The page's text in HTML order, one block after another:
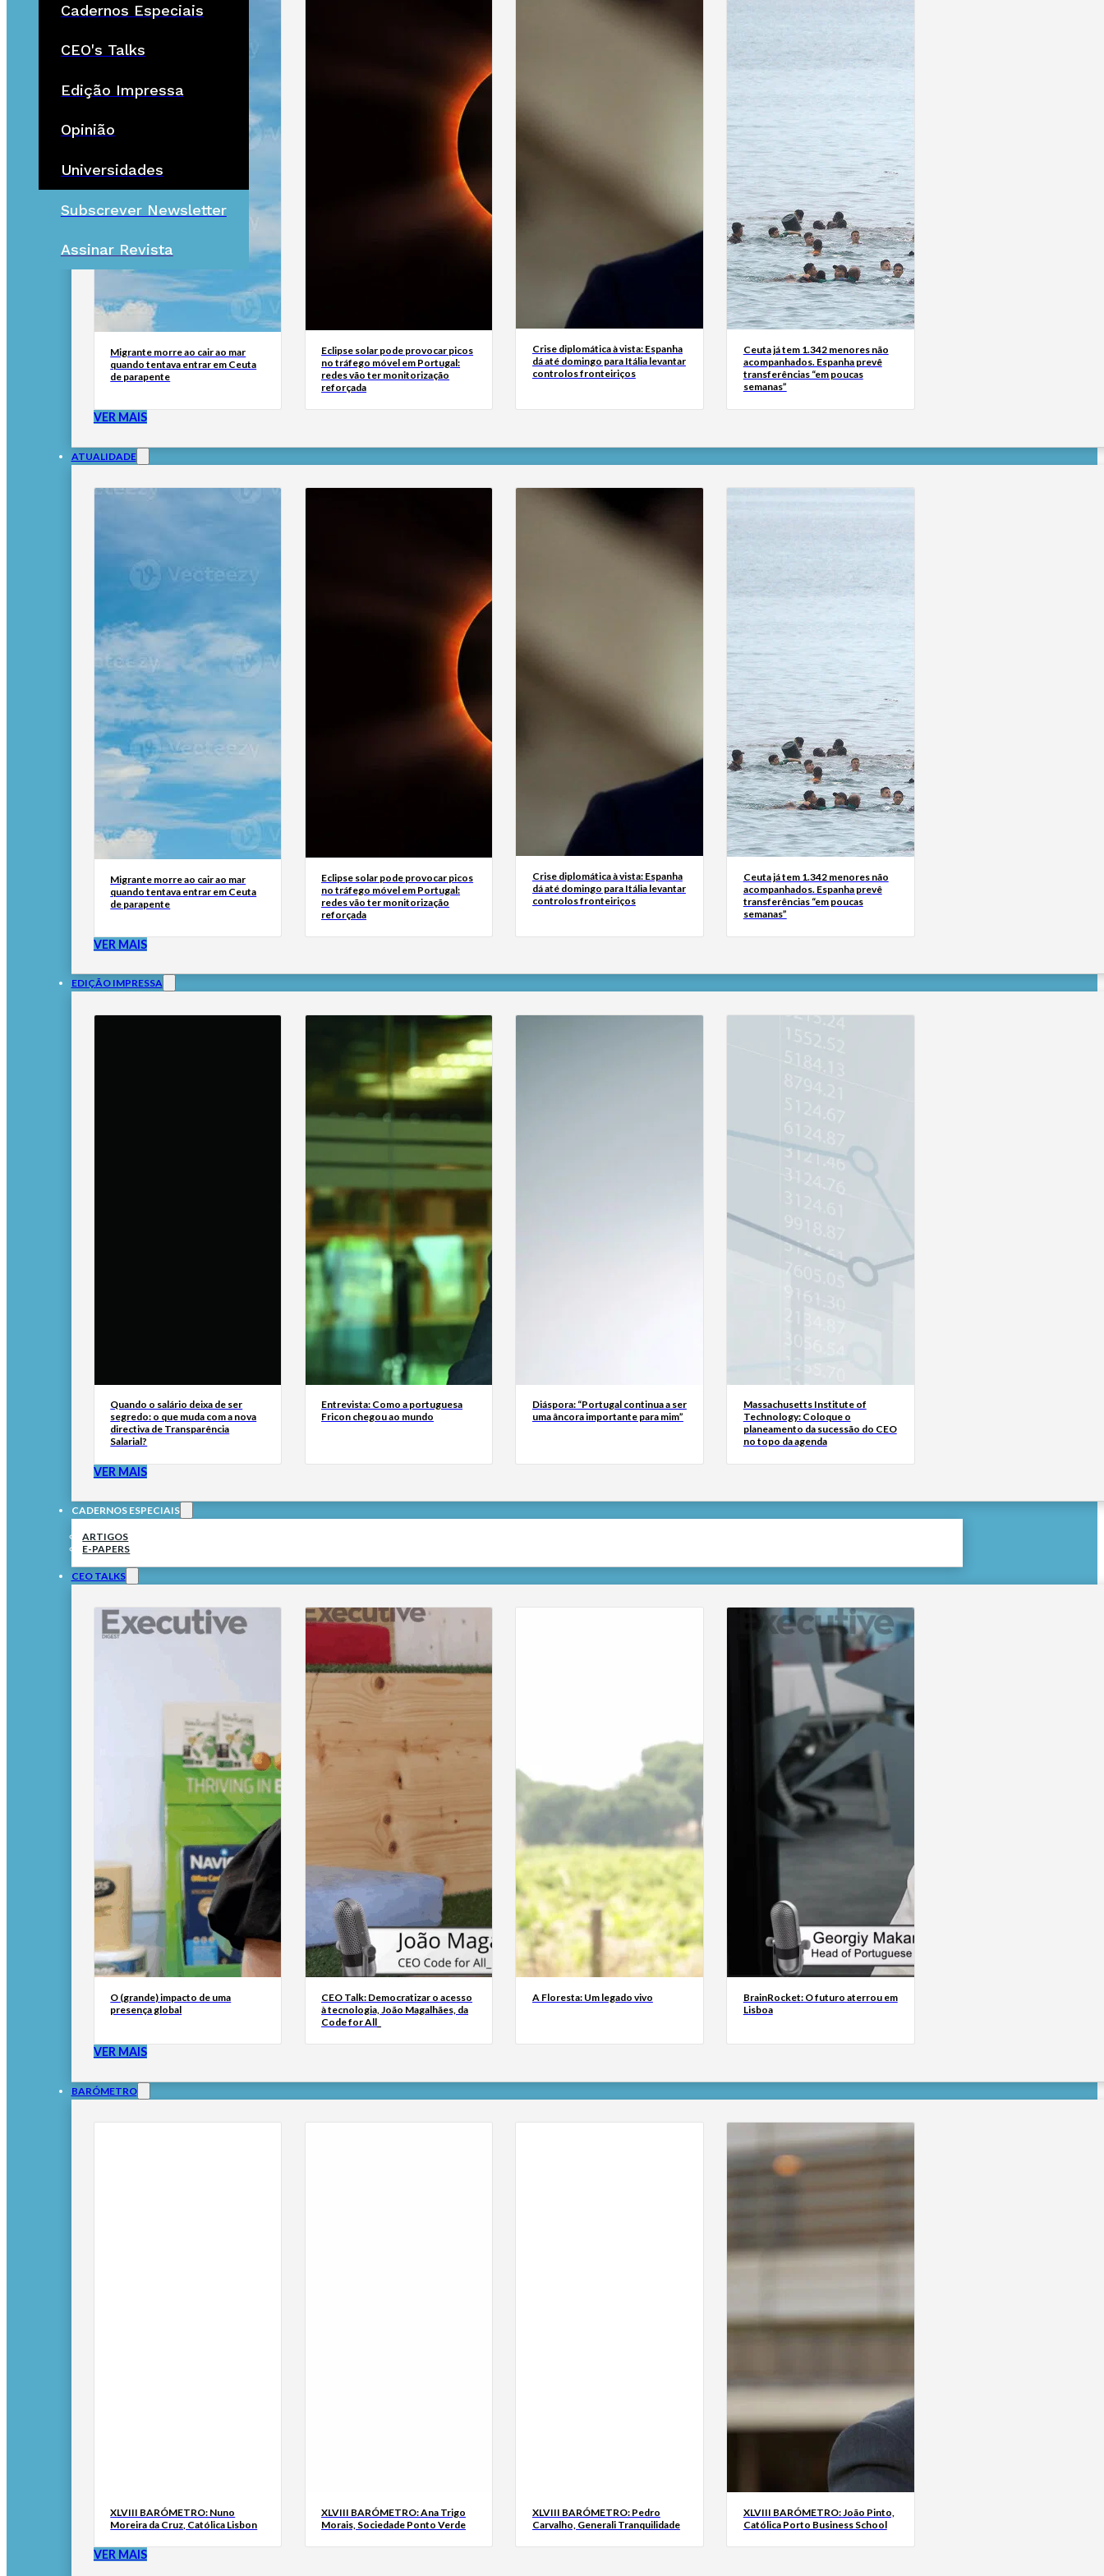
Cadernos Especiais
CEO's Talks
Edição Impressa
Opinião
Universidades
Subscrever Newsletter
Assinar Revista
Migrante morre ao cair ao mar
quando tentava entrar em Ceuta
de parapente
Eclipse solar pode provocar picos
no tráfego móvel em Portugal:
redes vão ter monitorização
reforçada
Crise diplomática à vista: Espanha
dá até domingo para Itália levantar
controlos fronteiriços
Ceuta já tem 1.342 menores não
acompanhados. Espanha prevê
transferências “em poucas
semanas”
VER MAIS
ATUALIDADE
Migrante morre ao cair ao mar
quando tentava entrar em Ceuta
de parapente
Eclipse solar pode provocar picos
no tráfego móvel em Portugal:
redes vão ter monitorização
reforçada
Crise diplomática à vista: Espanha
dá até domingo para Itália levantar
controlos fronteiriços
Ceuta já tem 1.342 menores não
acompanhados. Espanha prevê
transferências “em poucas
semanas”
VER MAIS
EDIÇÃO IMPRESSA
Quando o salário deixa de ser
segredo: o que muda com a nova
directiva de Transparência
Salarial?
Entrevista: Como a portuguesa
Fricon chegou ao mundo
Diáspora: “Portugal continua a ser
uma âncora importante para mim”
Massachusetts Institute of
Technology: Coloque o
planeamento da sucessão do CEO
no topo da agenda
VER MAIS
CADERNOS ESPECIAIS
ARTIGOS
E-PAPERS
CEO TALKS
O (grande) impacto de uma
presença global
CEO Talk: Democratizar o acesso
à tecnologia, João Magalhães, da
Code for All_
A Floresta: Um legado vivo
BrainRocket: O futuro aterrou em
Lisboa
VER MAIS
BARÓMETRO
XLVIII BARÓMETRO: Nuno
Moreira da Cruz, Católica Lisbon
XLVIII BARÓMETRO: Ana Trigo
Morais, Sociedade Ponto Verde
XLVIII BARÓMETRO: Pedro
Carvalho, Generali Tranquilidade
XLVIII BARÓMETRO: João Pinto,
Católica Porto Business School
VER MAIS